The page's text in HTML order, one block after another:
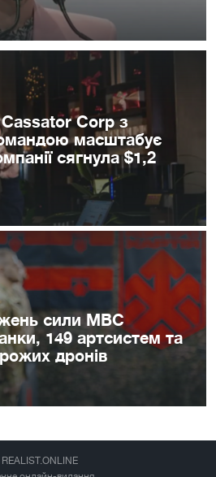
Corp з
масштабує
сягнула $1,2
сили МВС
149 артсистем та
дронів